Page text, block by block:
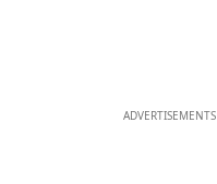
ADVERTISEMENTS